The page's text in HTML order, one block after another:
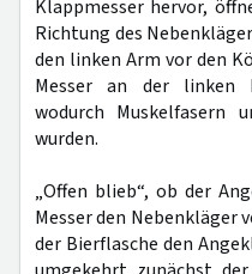
Klappmesser hervor,
Richtung des
den linken Arm vor den
Messer an der linken
wodurch Muskelfasern
wurden.
„Offen blieb“, ob der
Messer den
der Bierflasche den